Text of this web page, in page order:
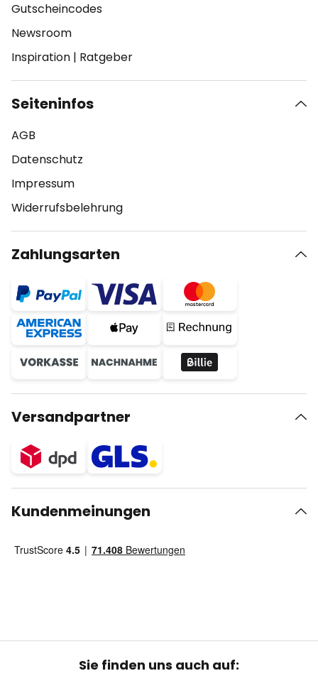
Gutscheincodes
Newsroom
Inspiration | Ratgeber
Seiteninfos
AGB
Datenschutz
Impressum
Widerrufsbelehrung
Zahlungsarten
Versandpartner
Kundenmeinungen
Sie finden uns auch auf: